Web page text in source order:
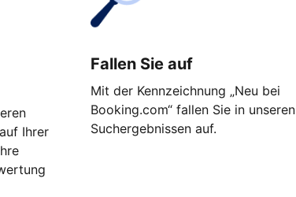
Ihrer
Fallen Sie auf
Mit der Kennzeichnung „Neu bei
Booking.com“ fallen Sie in unseren
Suchergebnissen auf.